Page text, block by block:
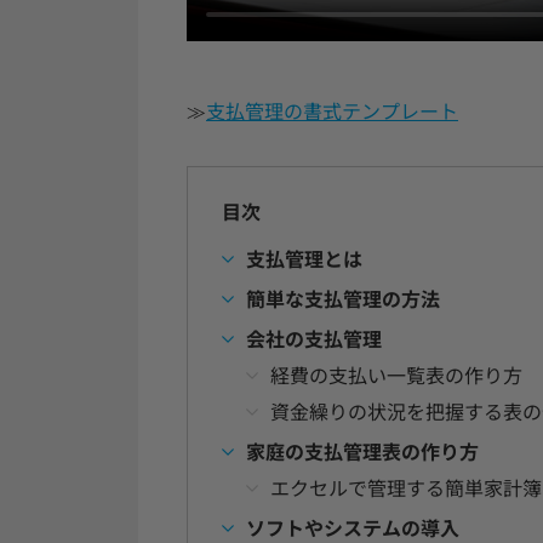
≫支払管理の書式テンプレート
目次
支払管理とは
簡単な支払管理の方法
会社の支払管理
経費の支払い一覧表の作り方
資金繰りの状況を把握する表
家庭の支払管理表の作り方
エクセルで管理する簡単家計簿
ソフトやシステムの導入